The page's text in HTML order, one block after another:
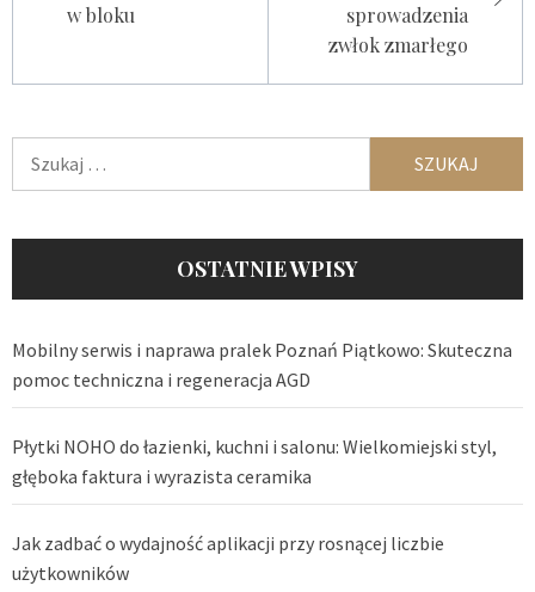
w bloku
sprowadzenia
zwłok zmarłego
OSTATNIE WPISY
Mobilny serwis i naprawa pralek Poznań Piątkowo: Skuteczna
pomoc techniczna i regeneracja AGD
Płytki NOHO do łazienki, kuchni i salonu: Wielkomiejski styl,
głęboka faktura i wyrazista ceramika
Jak zadbać o wydajność aplikacji przy rosnącej liczbie
użytkowników